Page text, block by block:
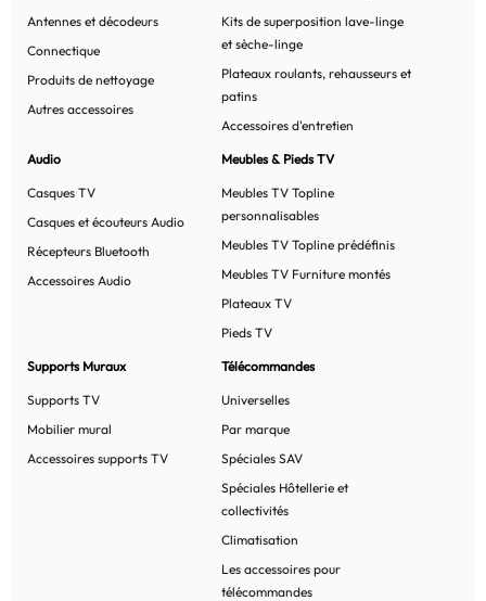
Antennes et décodeurs
Connectique
Produits de nettoyage
Autres accessoires
Kits de superposition lave-linge
et sèche-linge
Plateaux roulants, rehausseurs et
patins
Accessoires d'entretien
Audio
Casques TV
Casques et écouteurs Audio
Récepteurs Bluetooth
Accessoires Audio
Meubles & Pieds TV
Meubles TV Topline
personnalisables
Meubles TV Topline prédéfinis
Meubles TV Furniture montés
Plateaux TV
Pieds TV
Supports Muraux
Supports TV
Mobilier mural
Accessoires supports TV
Télécommandes
Universelles
Par marque
Spéciales SAV
Spéciales Hôtellerie et
collectivités
Climatisation
Les accessoires pour
télécommandes